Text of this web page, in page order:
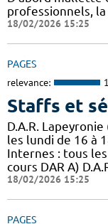
professionnels,
18/02/2026 15:25
PAGES
relevance:
Staffs et
D.A.R.
les lundi de 16 à
Internes : tous
cours DAR A)
18/02/2026 15:25
PAGES